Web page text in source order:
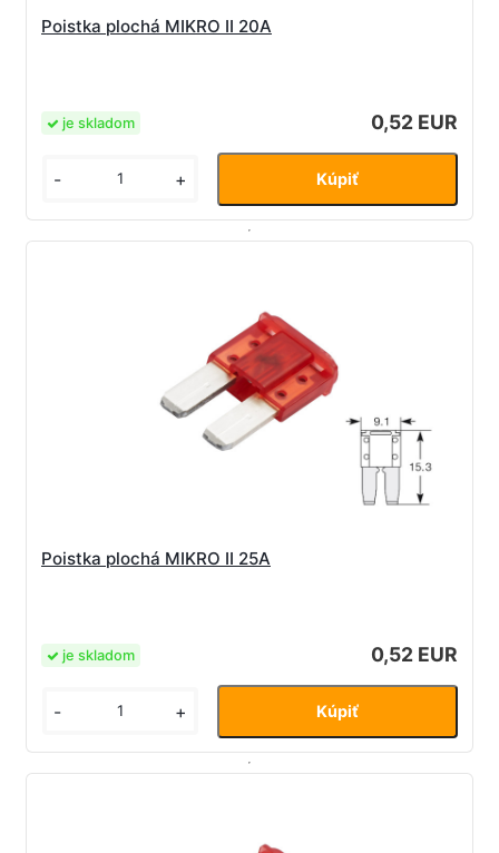
Poistka plochá MIKRO II 20A
0,52 EUR
je skladom
- +
Poistka plochá MIKRO II 25A
0,52 EUR
je skladom
- +